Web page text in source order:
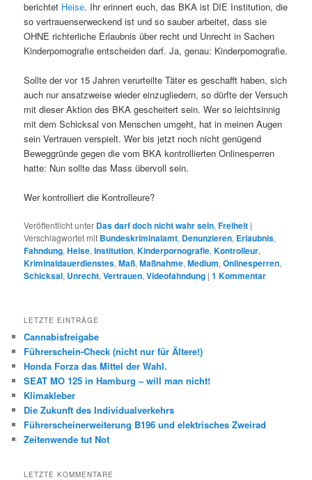
berichtet Heise. Ihr erinnert euch, das BKA ist DIE Institution, die
so vertrauenserweckend ist und so sauber arbeitet, dass sie
OHNE richterliche Erlaubnis über recht und Unrecht in Sachen
Kinderpornografie entscheiden darf. Ja, genau: Kinderpornografie.
Sollte der vor 15 Jahren verurteilte Täter es geschafft haben, sich
auch nur ansatzweise wieder einzugliedern, so dürfte der Versuch
mit dieser Aktion des BKA gescheitert sein. Wer so leichtsinnig
mit dem Schicksal von Menschen umgeht, hat in meinen Augen
sein Vertrauen verspielt. Wer bis jetzt noch nicht genügend
Beweggründe gegen die vom BKA kontrollierten Onlinesperren
hatte: Nun sollte das Mass übervoll sein.
Wer kontrolliert die Kontrolleure?
Veröffentlicht unter Das darf doch nicht wahr sein,Freiheit |
Verschlagwortet mit Bundeskriminalamt, Denunzieren, Erlaubnis,
Fahndung,Heise,Institution,Kinderpornografie,Kontrolleur,
Kriminaldauerdienstes,Maß,Maßnahme,Medium,Onlinesperren,
Schicksal, Unrecht,Vertrauen,Videofahndung |1 Kommentar
LETZTE EINTRÄGE
Cannabisfreigabe
Führerschein-Check (nicht nur für Ältere!)
Honda Forza das Mittel der Wahl.
SEAT MO 125 in Hamburg – will man nicht!
Klimakleber
Die Zukunft des Individualverkehrs
Führerscheinerweiterung B196 und elektrisches Zweirad
Zeitenwende tut Not
LETZTE KOMMENTARE